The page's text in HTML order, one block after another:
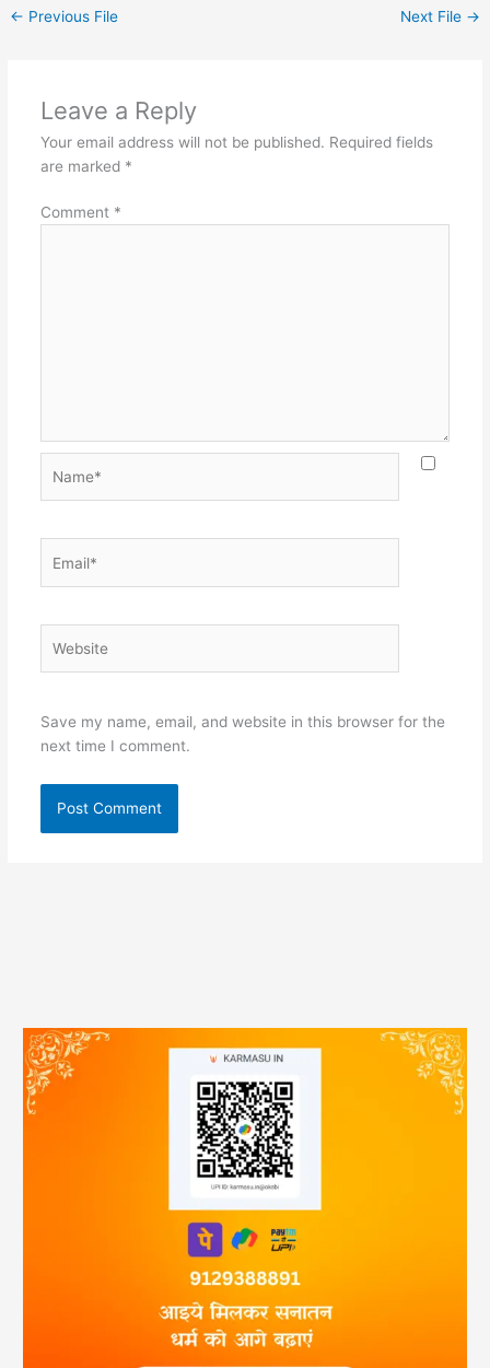
← Previous File Next File →
Leave a Reply
Your email address will not be published. Required fields
are marked *
Comment *
Save my name, email, and website in this browser for the
next time I comment.